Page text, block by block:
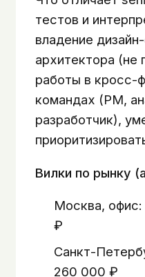
тестов и
владение
архитектора (не
работы в кросс-
командах (PM,
разработчик),
Вилки по рынку
Москва,
₽
Санкт-
260 000 ₽